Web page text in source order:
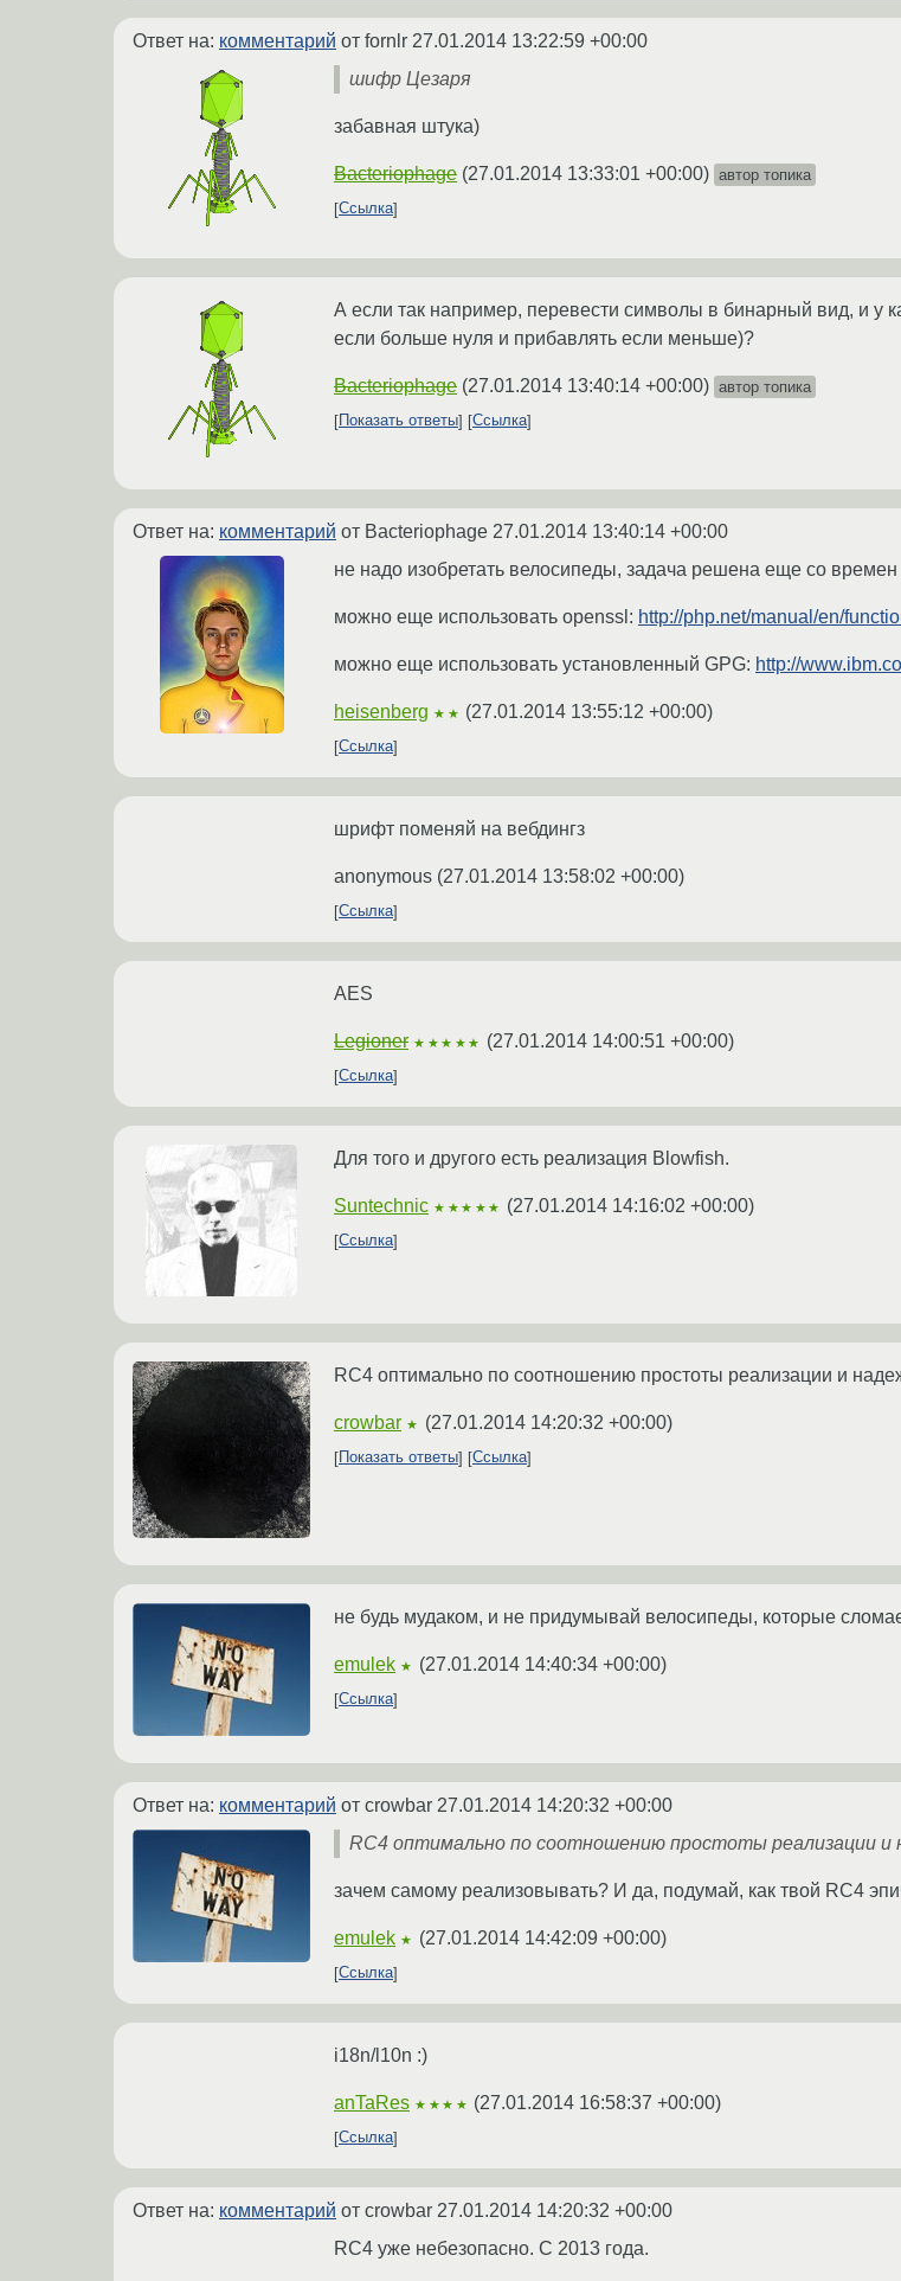
Ответ на: комментарий от fornlr 27.01.2014 13:22:59 +00:00
шифр Цезаря
забавная штука)
Bacteriophage (27.01.2014 13:33:01 +00:00) автор топика
Ссылка
А если так например, перевести символы в бинарный вид, и у
если больше нуля и прибавлять если меньше)?
Bacteriophage (27.01.2014 13:40:14 +00:00) автор топика
Показать ответы
Ссылка
Ответ на: комментарий от Bacteriophage 27.01.2014 13:40:14 +00:00
не надо изобретать велосипеды, задача решена еще со времен
можно еще использовать openssl: http://php.net/manual/en/
можно еще использовать установленный GPG: http://
heisenberg ★★ (27.01.2014 13:55:12 +00:00)
Ссылка
шрифт поменяй на вебдингз
anonymous (27.01.2014 13:58:02 +00:00)
Ссылка
AES
Legioner ★★★★★ (27.01.2014 14:00:51 +00:00)
Ссылка
Для того и другого есть реализация Blowfish.
Suntechnic ★★★★★ (27.01.2014 14:16:02 +00:00)
Ссылка
RC4 оптимально по соотношению простоты реализации и
crowbar ★ (27.01.2014 14:20:32 +00:00)
Показать ответы Ссылка
не будь мудаком, и не придумывай велосипеды, которые
emulek ★ (27.01.2014 14:40:34 +00:00)
Ссылка
Ответ на: комментарий от crowbar 27.01.2014 14:20:32 +00:00
RC4 оптимально по соотношению простоты реализации и
зачем самому реализовывать? И да, подумай, как твой RC4
emulek ★ (27.01.2014 14:42:09 +00:00)
Ссылка
i18n/l10n :)
anTaRes ★★★★ (27.01.2014 16:58:37 +00:00)
Ссылка
Ответ на: комментарий от crowbar 27.01.2014 14:20:32 +00:00
RC4 уже небезопасно. С 2013 года.